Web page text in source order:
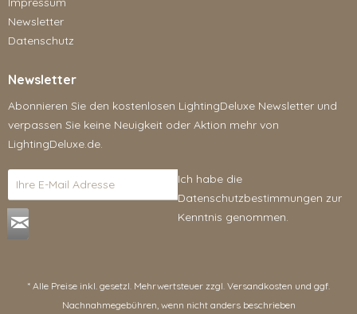
Newsletter
Datenschutz
Newsletter
Abonnieren Sie den kostenlosen LightingDeluxe Newsletter und
verpassen Sie keine Neuigkeit oder Aktion mehr von
LightingDeluxe.de.
Ich habe die
Datenschutzbestimmungen zur
Kenntnis genommen.
* Alle Preise inkl. gesetzl. Mehrwertsteuer zzgl. Versandkosten und ggf.
Nachnahmegebühren, wenn nicht anders beschrieben